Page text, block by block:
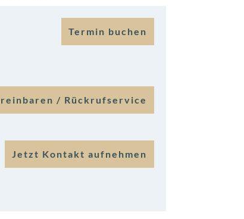
Termin buchen
/ Rückrufservice
Jetzt Kontakt aufnehmen